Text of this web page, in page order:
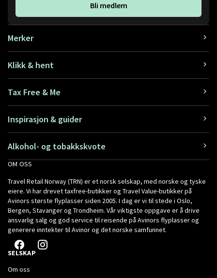
Bli medlem
Merker
Klikk & hent
Tax Free & Me
Inspirasjon & guider
Alkohol- og tobakkskvote
OM OSS
Travel Retail Norway (TRN) er et norsk selskap, med norske og tyske
eiere. Vi har drevet taxfree-butikker og Travel Value-butikker på
Avinors største flyplasser siden 2005. I dag er vi til stede i Oslo,
Bergen, Stavanger og Trondheim. Vår viktigste oppgave er å drive
ansvarlig salg og god service til reisende på Avinors flyplasser og
generere inntekter til Avinor og det norske samfunnet.
SELSKAP
Om oss